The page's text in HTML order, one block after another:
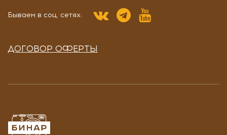
Бываем в соц. сетях:
ДОГОВОР ОФЕРТЫ